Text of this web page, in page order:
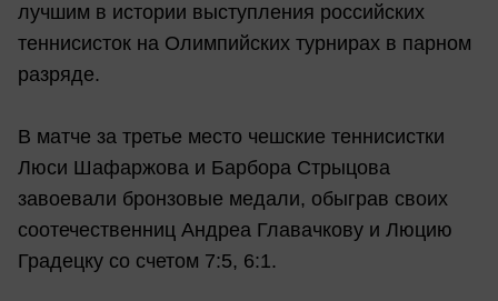
лучшим в истории выступления российских
теннисисток на Олимпийских турнирах в парном
разряде.
В матче за третье место чешские теннисистки
Люси Шафаржова и Барбора Стрыцова
завоевали бронзовые медали, обыграв своих
соотечественниц Андреа Главачкову и Люцию
Градецку со счетом 7:5, 6:1.